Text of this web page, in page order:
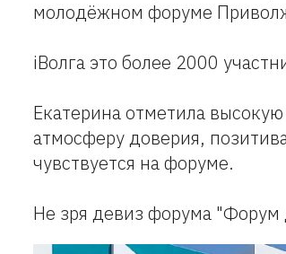
молодёжном форуме
iВолга это более 2000
Екатерина отметила
атмосферу доверия,
чувствуется на форуме.
Не зря девиз форума "Форум